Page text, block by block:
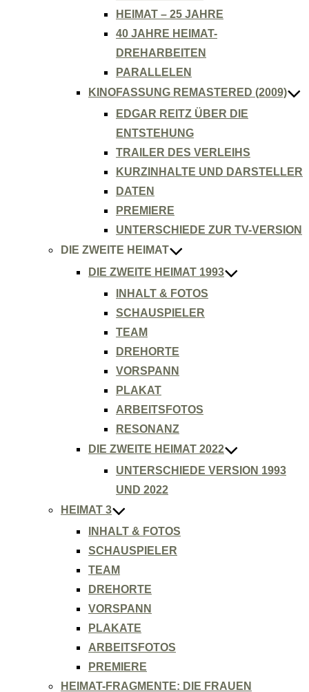
HEIMAT – 25 JAHRE
40 JAHRE HEIMAT-
DREHARBEITEN
PARALLELEN
KINOFASSUNG REMASTERED (2009)
EDGAR REITZ ÜBER DIE
ENTSTEHUNG
TRAILER DES VERLEIHS
KURZINHALTE UND DARSTELLER
DATEN
PREMIERE
UNTERSCHIEDE ZUR TV-VERSION
DIE ZWEITE HEIMAT
DIE ZWEITE HEIMAT 1993
INHALT & FOTOS
SCHAUSPIELER
TEAM
DREHORTE
VORSPANN
PLAKAT
ARBEITSFOTOS
RESONANZ
DIE ZWEITE HEIMAT 2022
UNTERSCHIEDE VERSION 1993
UND 2022
HEIMAT 3
INHALT & FOTOS
SCHAUSPIELER
TEAM
DREHORTE
VORSPANN
PLAKATE
ARBEITSFOTOS
PREMIERE
HEIMAT-FRAGMENTE: DIE FRAUEN